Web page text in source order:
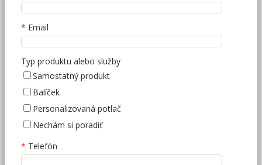
Email
Typ produktu alebo služby
Samostatný produkt
Balíček
Personalizovaná potlač
Nechám si poradiť
Telefón